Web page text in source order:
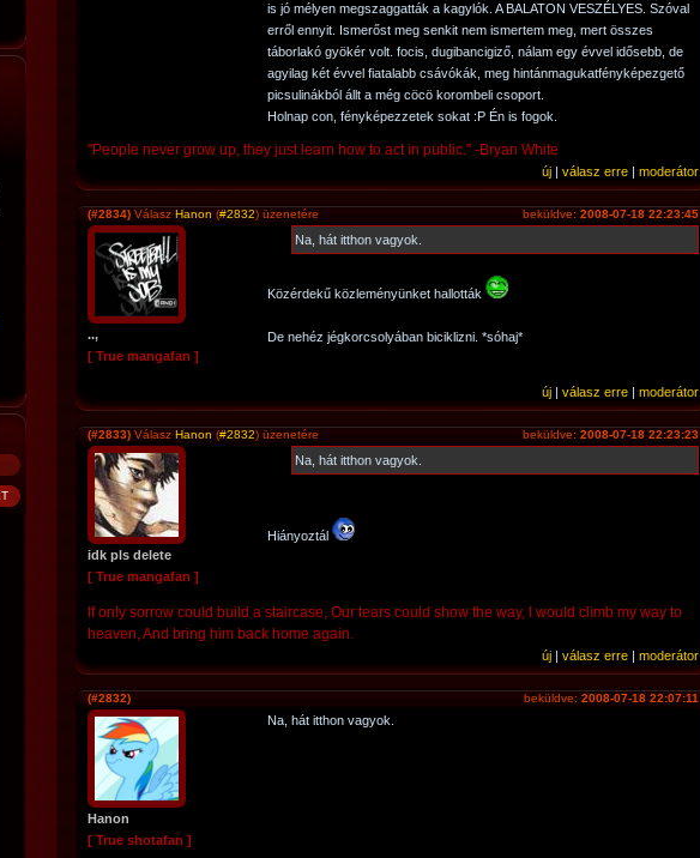
is jó mélyen megszaggatták a kagylók. A BALATON VESZÉLYES. Szóval
erről ennyit. Ismerőst meg senkit nem ismertem meg, mert összes
táborlakó gyökér volt. focis, dugibancigiző, nálam egy évvel idősebb, de
agyilag két évvel fiatalabb csávókák, meg hintánmagukatfényképezgető
picsulinákból állt a még cöcö korombeli csoport.
Holnap con, fényképezzetek sokat :P Én is fogok.
"People never grow up, they just learn how to act in public." -Bryan White
új | válasz erre | moderátor
beküldve: 2008-07-18 22:23:45
(#2834) Válasz Hanon (#2832) üzenetére
..,
[ True mangafan ]
Na, hát itthon vagyok.
Közérdekű közleményünket hallották
De nehéz jégkorcsolyában biciklizni. *sóhaj*
új | válasz erre | moderátor
beküldve: 2008-07-18 22:23:23
(#2833) Válasz Hanon (#2832) üzenetére
idk pls delete
[ True mangafan ]
Na, hát itthon vagyok.
Hiányoztál
If only sorrow could build a staircase, Our tears could show the way, I would climb my way to
heaven, And bring him back home again.
új | válasz erre | moderátor
beküldve: 2008-07-18 22:07:11
(#2832)
Hanon
[ True shotafan ]
Na, hát itthon vagyok.